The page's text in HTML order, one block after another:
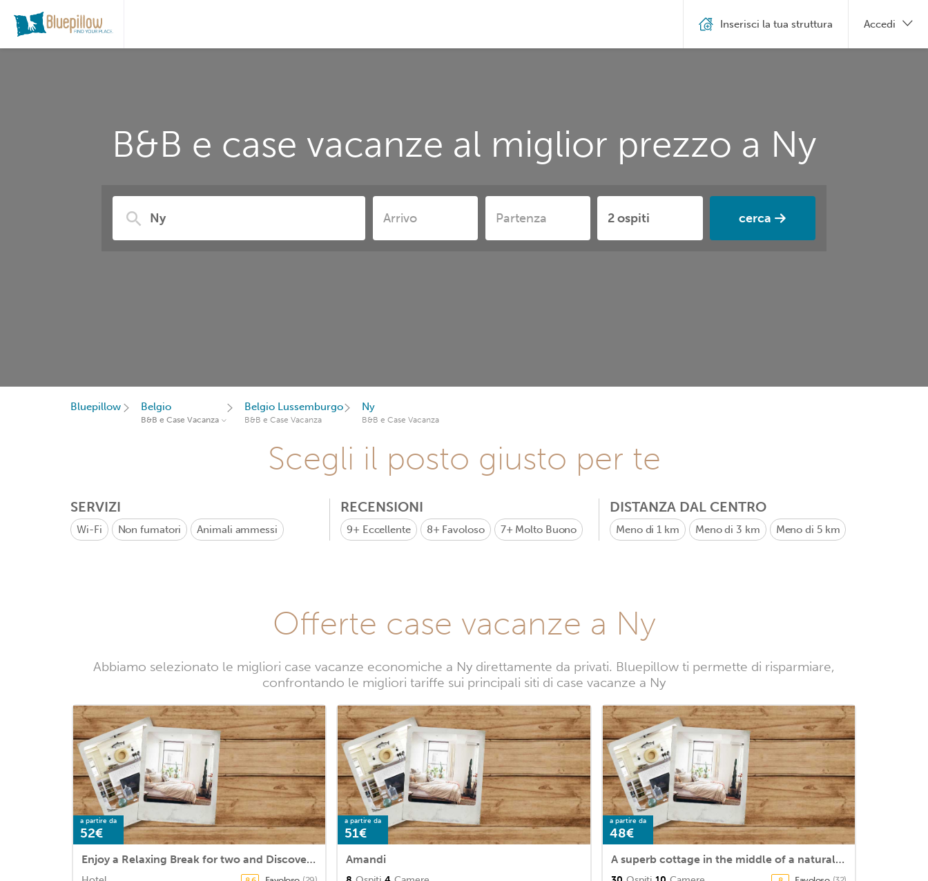
B&B e case vacanze al miglior prezzo a Ny
cerca
Inserisci la tua struttura Accedi
Bluepillow Belgio
B&B e Case Vacanza
Belgio Lussemburgo
B&B e Case Vacanza
Ny
B&B e Case Vacanza
Scegli il posto giusto per te
SERVIZI
Wi-Fi Non fumatori Animali ammessi
RECENSIONI
9+ Eccellente 8+ Favoloso 7+ Molto Buono
DISTANZA DAL CENTRO
Meno di 1 km Meno di 3 km Meno di 5 km
Offerte case vacanze a Ny
Abbiamo selezionato le migliori case vacanze economiche a Ny direttamente da privati. Bluepillow ti permette di risparmiare,
confrontando le migliori tariffe sui principali siti di case vacanze a Ny
a partire da
52€
Enjoy a Relaxing Break for two and Discover Durbuy and the Caves of Hotton
a partire da
51€
Amandi
a partire da
48€
A superb cottage in the middle of a natural park.